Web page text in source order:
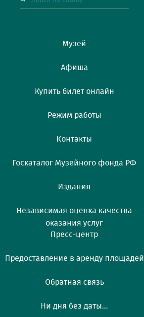
Музей
Афиша
Купить билет онлайн
Режим работы
Контакты
Госкаталог Музейного фонда РФ
Издания
Независимая оценка качества
оказания услуг
Пресс-центр
Предоставление в аренду площадей
Обратная связь
Ни дня без даты...